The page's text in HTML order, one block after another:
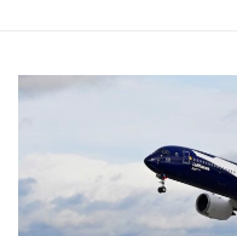
BELÉPÉS
REGISZTRÁCIÓ